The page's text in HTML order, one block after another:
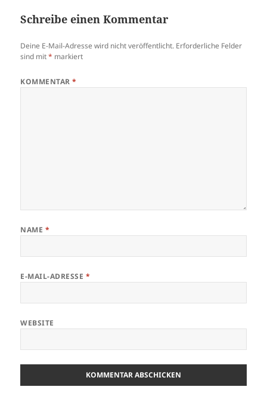
Schreibe einen Kommentar
Deine E-Mail-Adresse wird nicht veröffentlicht. Erforderliche Felder
sind mit* markiert
KOMMENTAR*
NAME *
E-MAIL-ADRESSE *
WEBSITE